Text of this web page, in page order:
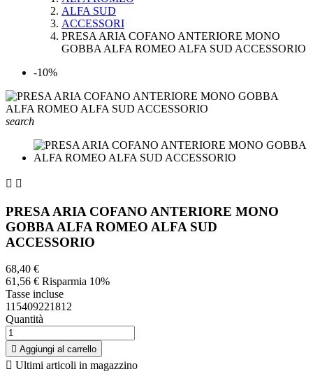
ALFA SUD
ACCESSORI
PRESA ARIA COFANO ANTERIORE MONO
GOBBA ALFA ROMEO ALFA SUD ACCESSORIO
-10%
search
 
PRESA ARIA COFANO ANTERIORE MONO
GOBBA ALFA ROMEO ALFA SUD
ACCESSORIO
68,40 €
61,56 € Risparmia 10%
Tasse incluse
115409221812
Quantità
 Aggiungi al carrello
 Ultimi articoli in magazzino